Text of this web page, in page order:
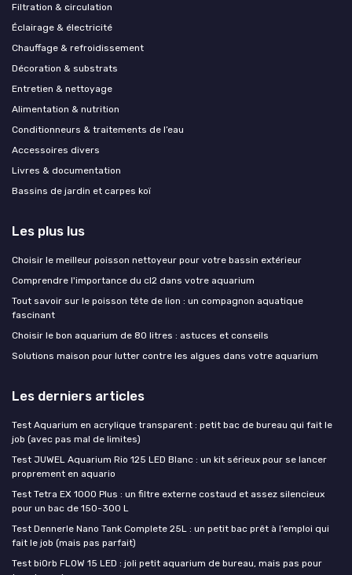
Filtration & circulation
Éclairage & électricité
Chauffage & refroidissement
Décoration & substrats
Entretien & nettoyage
Alimentation & nutrition
Conditionneurs & traitements de l’eau
Accessoires divers
Livres & documentation
Bassins de jardin et carpes koï
Les plus lus
Choisir le meilleur poisson nettoyeur pour votre bassin extérieur
Comprendre l'importance du cl2 dans votre aquarium
Tout savoir sur le poisson tête de lion : un compagnon aquatique
fascinant
Choisir le bon aquarium de 80 litres : astuces et conseils
Solutions maison pour lutter contre les algues dans votre aquarium
Les derniers articles
Test Aquarium en acrylique transparent : petit bac de bureau qui fait le
job (avec pas mal de limites)
Test JUWEL Aquarium Rio 125 LED Blanc : un kit sérieux pour se lancer
proprement en aquario
Test Tetra EX 1000 Plus : un filtre externe costaud et assez silencieux
pour un bac de 150-300 L
Test Dennerle Nano Tank Complete 25L : un petit bac prêt à l’emploi qui
fait le job (mais pas parfait)
Test biOrb FLOW 15 LED : joli petit aquarium de bureau, mais pas pour